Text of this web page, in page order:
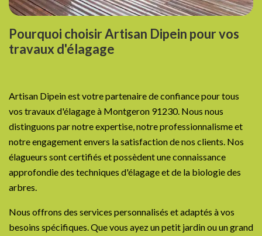
Pourquoi choisir Artisan Dipein pour vos
travaux d'élagage
Artisan Dipein est votre partenaire de confiance pour tous
vos travaux d'élagage à Montgeron 91230. Nous nous
distinguons par notre expertise, notre professionnalisme et
notre engagement envers la satisfaction de nos clients. Nos
élagueurs sont certifiés et possèdent une connaissance
approfondie des techniques d'élagage et de la biologie des
arbres.
Nous offrons des services personnalisés et adaptés à vos
besoins spécifiques. Que vous ayez un petit jardin ou un grand